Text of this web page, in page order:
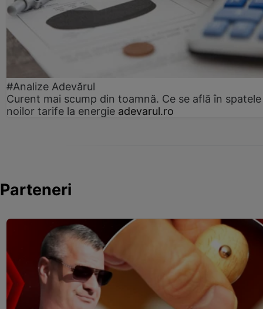
#Analize Adevărul
Curent mai scump din toamnă. Ce se află în spatele
noilor tarife la energie adevarul.ro
Parteneri